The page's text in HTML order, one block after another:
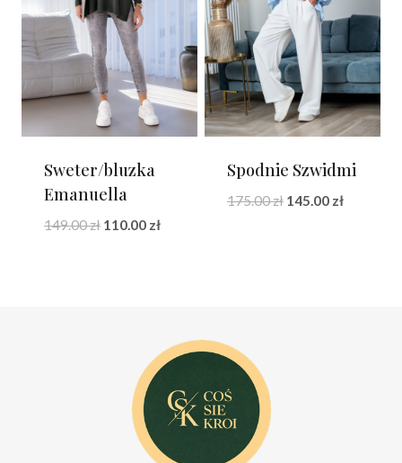
Sweter/bluzka
Emanuella
149.00zł Pierwotna
110.00 złAktualna
Spodnie Szwidmi
175.00zł Pierwotna
145.00 złAktualna